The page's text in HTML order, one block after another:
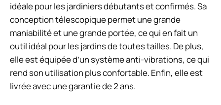
idéale pour les jardiniers débutants et confirmés. Sa
conception télescopique permet une grande
maniabilité et une grande portée, ce qui en fait un
outil idéal pour les jardins de toutes tailles. De plus,
elle est équipée d’un système anti-vibrations, ce qui
rend son utilisation plus confortable. Enfin, elle est
livrée avec une garantie de 2 ans.